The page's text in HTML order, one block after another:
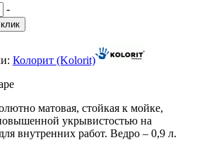
-
Колорит (Kolorit)
матовая, стойкая к мойке,
укрывистостью на
внутренних работ. Ведро – 0,9 л.